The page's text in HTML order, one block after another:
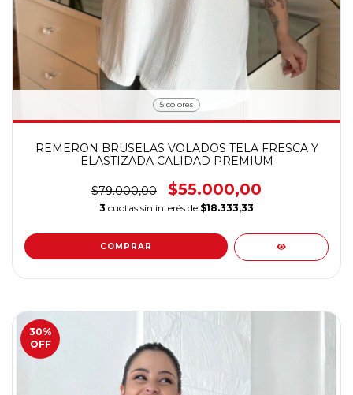
5 colores
REMERON BRUSELAS VOLADOS TELA FRESCA Y
ELASTIZADA CALIDAD PREMIUM
$79.000,00 $55.000,00
3 cuotas sin interés de $18.333,33
COMPRAR
30%
OFF